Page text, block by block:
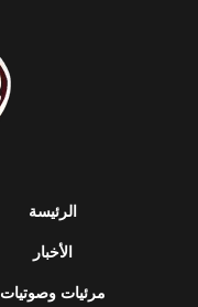
الرئيسة
الأخبار
مرئيات وصوتيات